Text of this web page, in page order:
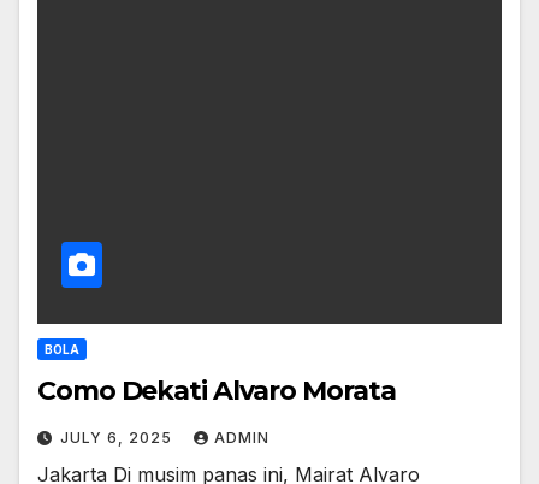
BOLA
Como Dekati Alvaro Morata
JULY 6, 2025 ADMIN
Jakarta Di musim panas ini, Mairat Alvaro